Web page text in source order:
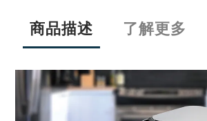
商品描述 了解更多